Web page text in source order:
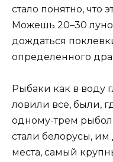
стало понятно, что
Можешь 20–30
дождаться
определенного
Рыбаки как в воду
ловили все, были,
одному-трем
стали белорусы,
места, самый